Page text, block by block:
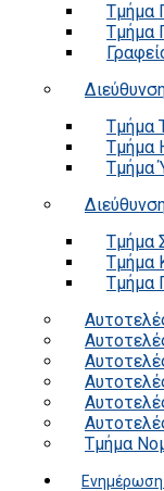
Τμήμα
Τμήμα
Τμήμα
Τμήμα
Τμήμα
Τμήμα
Τμήμα
Τμήμα
Τμήμα